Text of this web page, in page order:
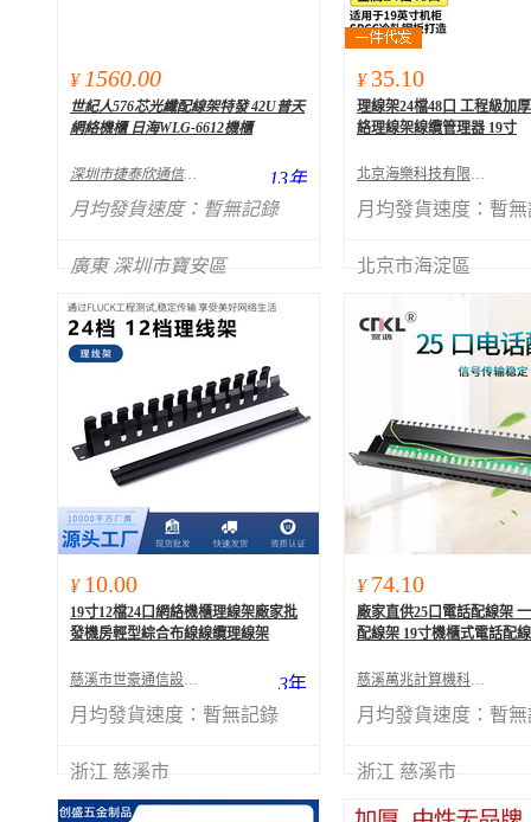
¥ 1560.00
世紀人576芯光纖配線架特發 42U普天
網絡機櫃 日海WLG-6612機櫃
深圳市捷泰欣通信設備有限公司 13年
月均發貨速度： 暫無記錄
廣東 深圳市寶安區
¥ 35.10
理線架24檔48口 工程級加
絡理線架線纜管理器 19寸
北京海樂科技有限公司
月均發貨速度： 暫
北京市海淀區
¥ 10.00
19寸12檔24口網絡機櫃理線架廠家批
發機房輕型綜合布線線纜理線架
慈溪市世豪通信設備有限公司 3年
月均發貨速度： 暫無記錄
浙江 慈溪市
¥ 74.10
廠家直供25口電話配線架
配線架 19寸機櫃式電話配
慈溪萬兆計算機科技有限公司
月均發貨速度： 暫
浙江 慈溪市